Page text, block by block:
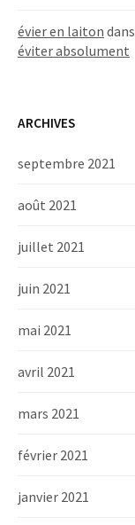
évier en laiton dans
éviter absolument
ARCHIVES
septembre 2021
août 2021
juillet 2021
juin 2021
mai 2021
avril 2021
mars 2021
février 2021
janvier 2021